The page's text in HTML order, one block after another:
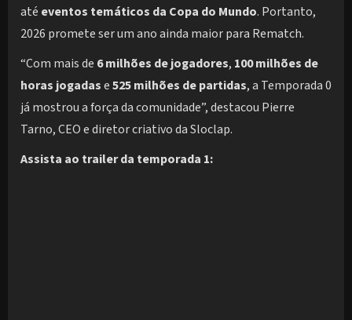
até eventos temáticos da Copa do Mundo. Portanto,
2026 promete ser um ano ainda maior para Rematch.
“Com mais de 6 milhões de jogadores, 100 milhões de
horas jogadase525 milhões de partidas, a Temporada 0
já mostrou a força da comunidade”, destacou Pierre
Tarno, CEO e diretor criativo da Sloclap.
Assista ao trailer da temporada 1: